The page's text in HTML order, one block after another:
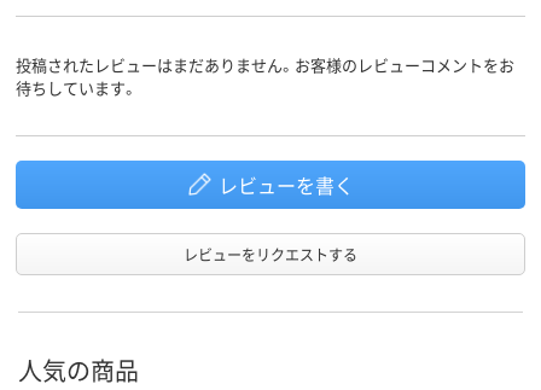
投稿されたレビューはまだありません。お客様のレビューコメントをお
待ちしています。
レビューを書く
レビューをリクエストする
人気の商品